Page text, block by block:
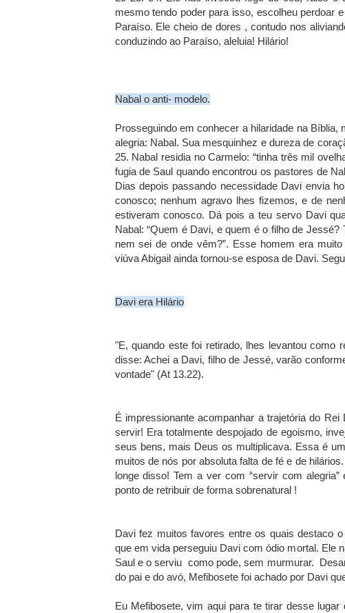
mesmo tendo poder para isso, escolheu perdoar
Paraíso. Ele cheio de dores , contudo nos
conduzindo ao Paraíso, aleluia! Hilário!
Nabal o anti- modelo.
Prosseguindo em conhecer a hilaridade na
alegria: Nabal. Sua mesquinhez e dureza de
25. Nabal residia no Carmelo: “tinha três mil
fugia de Saul quando encontrou os pastores de
Dias depois passando necessidade Davi envia
conosco; nenhum agravo lhes fizemos, e de
estiveram conosco. Dá pois a teu servo Davi
Nabal: “Quem é Davi, e quem é o filho de
nem sei de onde vêm?”. Esse homem era
viúva Abigail ainda tornou-se esposa de Davi.
Davi era Hilário
"E, quando este foi retirado, lhes levantou como
disse: Achei a Davi, filho de Jessé, varão
vontade" (At 13.22).
É impressionante acompanhar a trajetória do
servir! Era totalmente despojado de egoismo,
seus bens, mais Deus os multiplicava. Essa é
muitos de nós por absoluta falta de fé e de
longe disso! Tem a ver com “servir com
ponto de retribuir de forma sobrenatural !
Davi fez muitos favores entre os quais destaco
que em vida perseguiu Davi com ódio mortal. Ele
Saul e o serviu como pode, sem murmurar.
do pai e do avó, Mefibosete foi achado por Davi
Eu Mefibosete, vim aqui para te tirar desse